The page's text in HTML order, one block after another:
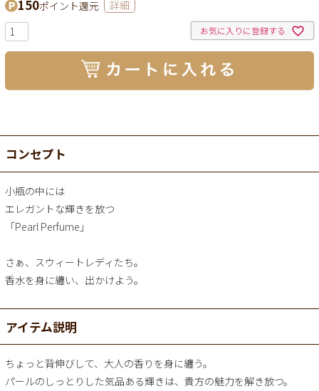
150ポイント還元 詳細
お気に入りに登録する
コンセプト
小瓶の中には
エレガントな輝きを放つ
「Pearl Perfume」
さぁ、スウィートレディたち。
香水を身に纏い、出かけよう。
アイテム説明
ちょっと背伸びして、大人の香りを身に纏う。
パールのしっとりした気品ある輝きは、貴方の魅力を解き放つ。